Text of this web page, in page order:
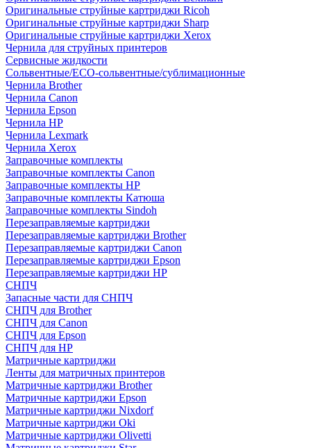
Оригинальные струйные картриджи Ricoh
Оригинальные струйные картриджи Sharp
Оригинальные струйные картриджи Xerox
Чернила для струйных принтеров
Сервисные жидкости
Сольвентные/ECO-сольвентные/сублимационные
Чернила Brother
Чернила Canon
Чернила Epson
Чернила HP
Чернила Lexmark
Чернила Xerox
Заправочные комплекты
Заправочные комплекты Canon
Заправочные комплекты HP
Заправочные комплекты Катюша
Заправочные комплекты Sindoh
Перезаправляемые картриджи
Перезаправляемые картриджи Brother
Перезаправляемые картриджи Canon
Перезаправляемые картриджи Epson
Перезаправляемые картриджи HP
СНПЧ
Запасные части для СНПЧ
СНПЧ для Brother
СНПЧ для Canon
СНПЧ для Epson
СНПЧ для HP
Матричные картриджи
Ленты для матричных принтеров
Матричные картриджи Brother
Матричные картриджи Epson
Матричные картриджи Nixdorf
Матричные картриджи Oki
Матричные картриджи Olivetti